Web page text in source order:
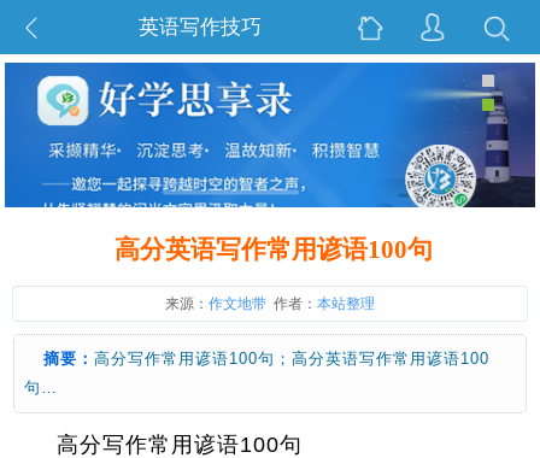
英语写作技巧
高分英语写作常用谚语100句
来源： 作文地带作者： 本站整理
摘要： 高分写作常用谚语100句；高分英语写作常用谚语100
句…
高分写作常用谚语100句